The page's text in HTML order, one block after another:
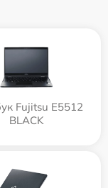
Fujitsu E5512
BLACK